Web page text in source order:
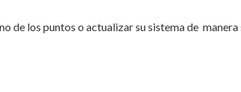
de los puntos o actualizar su sistema de